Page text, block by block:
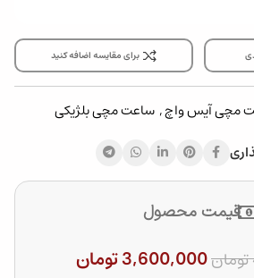
برای مقایسه اضافه کنید
مچی آیس واچ, ساعت مچی بلژیکی
قیمت محصول
تومان3,600,000تومان